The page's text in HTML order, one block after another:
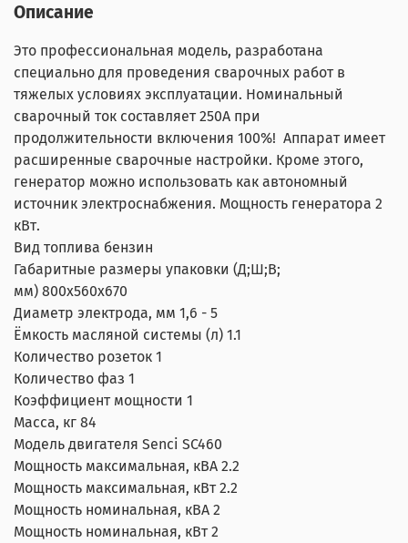
Описание
Это профессиональная модель, разработана
специально для проведения сварочных работ в
тяжелых условиях эксплуатации. Номинальный
сварочный ток составляет 250А при
продолжительности включения 100%! Аппарат имеет
расширенные сварочные настройки. Кроме этого,
генератор можно использовать как автономный
источник электроснабжения. Мощность генератора 2
кВт.
Вид топлива бензин
Габаритные размеры упаковки (Д;Ш;В;
мм) 800x560x670
Диаметр электрода, мм 1,6 - 5
Ёмкость масляной системы (л) 1.1
Количество розеток 1
Количество фаз 1
Коэффициент мощности 1
Масса, кг 84
Модель двигателя Senci SC460
Мощность максимальная, кВА 2.2
Мощность максимальная, кВт 2.2
Мощность номинальная, кВА 2
Мощность номинальная, кВт 2